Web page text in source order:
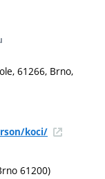
61266, Brno,
koci/
61200)